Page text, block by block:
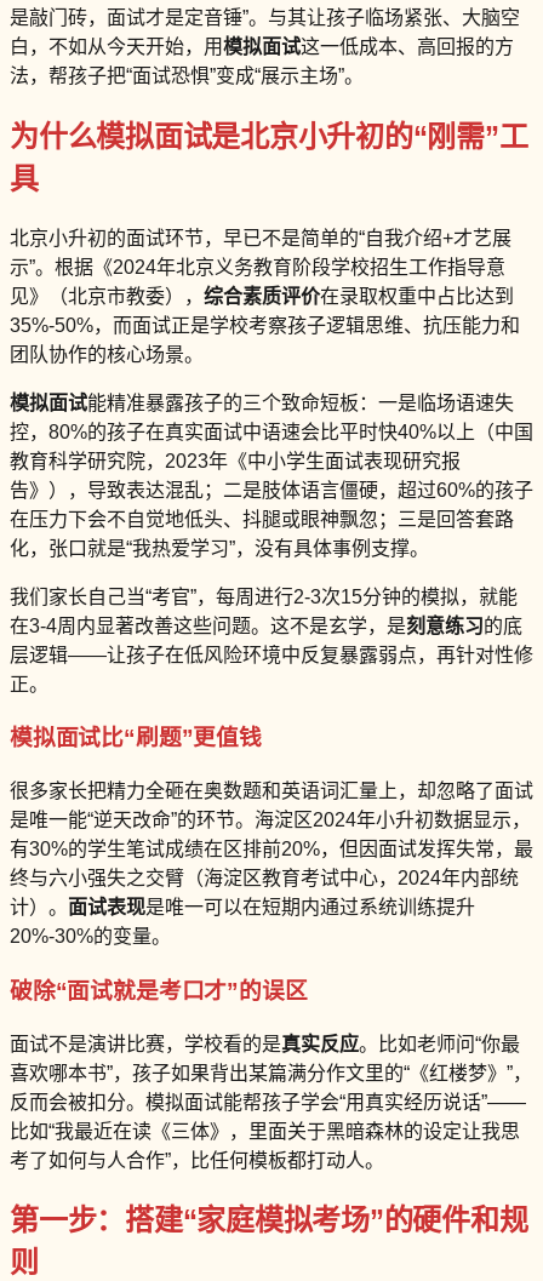
是敲门砖，面试才是定音锤”。与其让孩子临场紧张、大脑空
白，不如从今天开始，用模拟面试这一低成本、高回报的方
法，帮孩子把“面试恐惧”变成“展示主场”。
为什么模拟面试是北京小升初的“刚需”工
具
北京小升初的面试环节，早已不是简单的“自我介绍+才艺展
示”。根据《2024年北京义务教育阶段学校招生工作指导意
见》（北京市教委）， 综合素质评价在录取权重中占比达到
35%-50%，而面试正是学校考察孩子逻辑思维、抗压能力和
团队协作的核心场景。
模拟面试能精准暴露孩子的三个致命短板：一是临场语速失
控，80%的孩子在真实面试中语速会比平时快40%以上（中国
教育科学研究院，2023年《中小学生面试表现研究报
告》），导致表达混乱；二是肢体语言僵硬，超过60%的孩子
在压力下会不自觉地低头、抖腿或眼神飘忽；三是回答套路
化，张口就是“我热爱学习”，没有具体事例支撑。
我们家长自己当“考官”，每周进行2-3次15分钟的模拟，就能
在3-4周内显著改善这些问题。这不是玄学，是刻意练习的底
层逻辑——让孩子在低风险环境中反复暴露弱点，再针对性修
正。
模拟面试比“刷题”更值钱
很多家长把精力全砸在奥数题和英语词汇量上，却忽略了面试
是唯一能“逆天改命”的环节。海淀区2024年小升初数据显示，
有30%的学生笔试成绩在区排前20%，但因面试发挥失常，最
终与六小强失之交臂（海淀区教育考试中心，2024年内部统
计）。 面试表现是唯一可以在短期内通过系统训练提升
20%-30%的变量。
破除“面试就是考口才”的误区
面试不是演讲比赛，学校看的是真实反应。比如老师问“你最
喜欢哪本书”，孩子如果背出某篇满分作文里的“《红楼梦》”，
反而会被扣分。模拟面试能帮孩子学会“用真实经历说话”——
比如“我最近在读《三体》，里面关于黑暗森林的设定让我思
考了如何与人合作”，比任何模板都打动人。
第一步：搭建“家庭模拟考场”的硬件和规
则